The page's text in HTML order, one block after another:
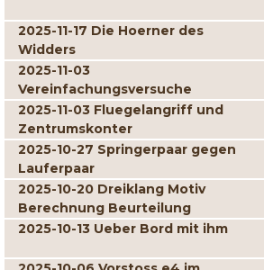
2025-11-17 Die Hoerner des
Widders
2025-11-03
Vereinfachungsversuche
2025-11-03 Fluegelangriff und
Zentrumskonter
2025-10-27 Springerpaar gegen
Lauferpaar
2025-10-20 Dreiklang Motiv
Berechnung Beurteilung
2025-10-13 Ueber Bord mit ihm